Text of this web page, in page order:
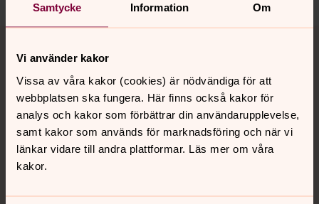
Samtycke Information Om
Vi använder kakor
Vissa av våra kakor (cookies) är nödvändiga för att
webbplatsen ska fungera. Här finns också kakor för
analys och kakor som förbättrar din användarupplevelse,
samt kakor som används för marknadsföring och när vi
länkar vidare till andra plattformar. Läs mer om våra
kakor.
Tillbaka till toppen
Tillbaka till innehållet
Kontakt
Kalender